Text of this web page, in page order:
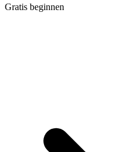
Gratis beginnen